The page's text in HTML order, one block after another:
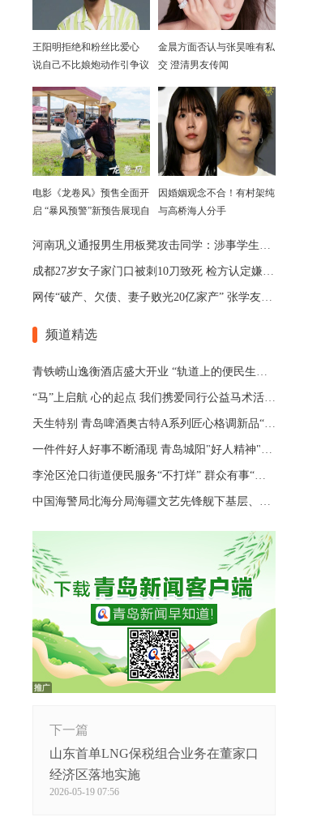
王阳明拒绝和粉丝比爱心
说自己不比娘炮动作引争议
金晨方面否认与张昊唯有私
交 澄清男友传闻
电影《龙卷风》预售全面开
启 “暴风预警”新预告展现自
因婚姻观念不合！有村架纯
与高桥海人分手
河南巩义通报男生用板凳攻击同学：涉事学生已被劝退
成都27岁女子家门口被刺10刀致死 检方认定嫌犯患精神分裂
网传“破产、欠债、妻子败光20亿家产” 张学友回应了
频道精选
青铁崂山逸衡酒店盛大开业 “轨道上的便民生活圈”渐行渐近
“马”上启航 心的起点 我们携爱同行公益马术活动 在青岛博洋马术俱乐部举办
天生特别 青岛啤酒奥古特A系列匠心格调新品“特别”登场
一件件好人好事不断涌现 青岛城阳"好人精神"擦亮城市文明底色
李沧区沧口街道便民服务“不打烊” 群众有事“随时办”
中国海警局北海分局海疆文艺先锋舰下基层、进码头、上海岛巡演
下一篇
山东首单LNG保税组合业务在董家口
经济区落地实施
2026-05-19 07:56